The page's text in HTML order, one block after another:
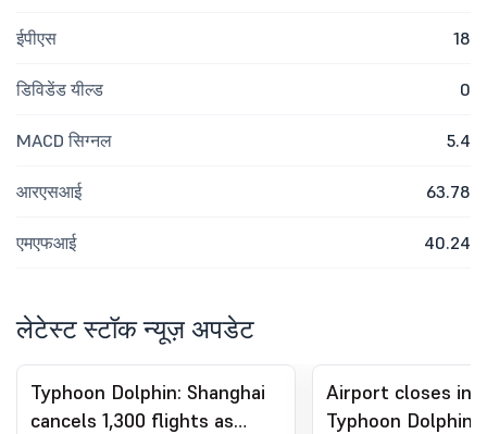
ईपीएस 18
डिविडेंड यील्ड 0
MACD सिग्नल 5.4
आरएसआई 63.78
एमएफआई 40.24
लेटेस्ट स्टॉक न्यूज़ अपडेट
Typhoon Dolphin: Shanghai
cancels 1,300 flights as
Airport closes in
Typhoon Dolphin